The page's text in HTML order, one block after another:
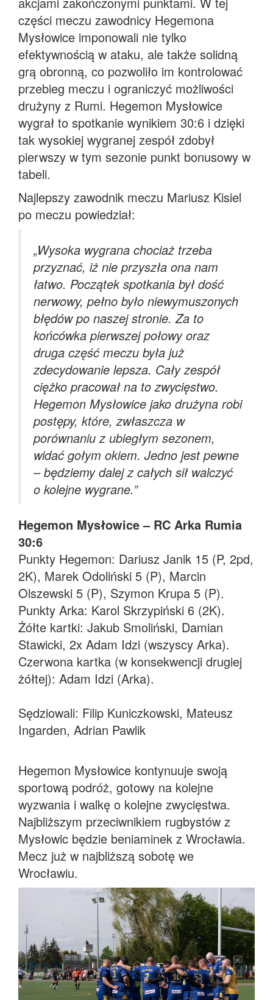
części meczu zawodnicy Hegemona
Mysłowice imponowali nie tylko
efektywnością w ataku, ale także solidną
grą obronną, co pozwoliło im kontrolować
przebieg meczu i ograniczyć możliwości
drużyny z Rumi. Hegemon Mysłowice
wygrał to spotkanie wynikiem 30:6 i dzięki
tak wysokiej wygranej zespół zdobył
pierwszy w tym sezonie punkt bonusowy w
tabeli.
Najlepszy zawodnik meczu Mariusz Kisiel
po meczu powiedział:
„Wysoka wygrana chociaż trzeba
przyznać, iż nie przyszła ona nam
łatwo. Początek spotkania był dość
nerwowy, pełno było niewymuszonych
błędów po naszej stronie. Za to
końcówka pierwszej połowy oraz
druga część meczu była już
zdecydowanie lepsza. Cały zespół
ciężko pracował na to zwycięstwo.
Hegemon Mysłowice jako drużyna robi
postępy, które, zwłaszcza w
porównaniu z ubiegłym sezonem,
widać gołym okiem. Jedno jest pewne
– będziemy dalej z całych sił walczyć
o kolejne wygrane.”
Hegemon Mysłowice – RC Arka Rumia
30:6
Punkty Hegemon: Dariusz Janik 15 (P, 2pd,
2K), Marek Odoliński 5 (P), Marcin
Olszewski 5 (P), Szymon Krupa 5 (P).
Punkty Arka: Karol Skrzypiński 6 (2K).
Żółte kartki: Jakub Smoliński, Damian
Stawicki, 2x Adam Idzi (wszyscy Arka).
Czerwona kartka (w konsekwencji drugiej
żółtej): Adam Idzi (Arka).
Sędziowali: Filip Kuniczkowski, Mateusz
Ingarden, Adrian Pawlik
Hegemon Mysłowice kontynuuje swoją
sportową podróż, gotowy na kolejne
wyzwania i walkę o kolejne zwycięstwa.
Najbliższym przeciwnikiem rugbystów z
Mysłowic będzie beniaminek z Wrocławia.
Mecz już w najbliższą sobotę we
Wrocławiu.